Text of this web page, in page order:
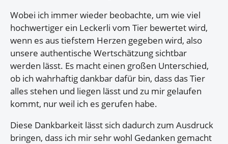
Wobei ich immer wieder beobachte, um wie viel
hochwertiger ein Leckerli vom Tier bewertet wird,
wenn es aus tiefstem Herzen gegeben wird, also
unsere authentische Wertschätzung sichtbar
werden lässt. Es macht einen großen Unterschied,
ob ich wahrhaftig dankbar dafür bin, dass das Tier
alles stehen und liegen lässt und zu mir gelaufen
kommt, nur weil ich es gerufen habe.
Diese Dankbarkeit lässt sich dadurch zum Ausdruck
bringen, dass ich mir sehr wohl Gedanken gemacht